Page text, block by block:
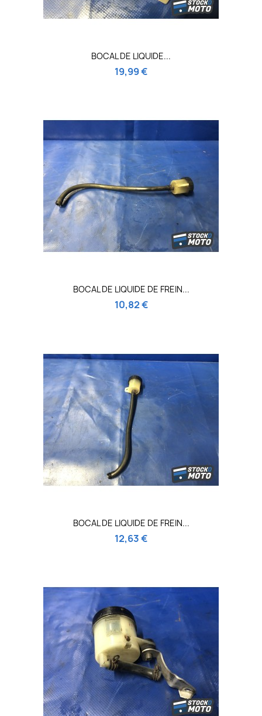
BOCAL DE LIQUIDE...
19,99 €
BOCAL DE LIQUIDE DE FREIN...
10,82 €
BOCAL DE LIQUIDE DE FREIN...
12,63 €